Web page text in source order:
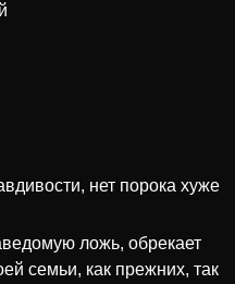
нет порока хуже
ложь, обрекает
семьи, как прежних, так